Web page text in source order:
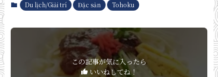
Du lịch/Giải trí Đặc sản Tohoku
この記事が気に入ったら
いいねしてね！